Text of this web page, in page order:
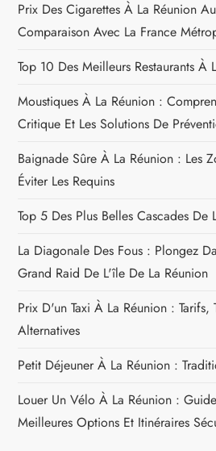
n
d
e
l
’
a
r
t
i
c
l
e
Prix Des Cigarettes À La Réunion
Comparaison Avec La France
Top 10 Des Meilleurs Restaurants À
Moustiques À La Réunion :
Critique Et Les Solutions De
Baignade Sûre À La Réunion : Les
Éviter Les Requins
Top 5 Des Plus Belles Cascades De
La Diagonale Des Fous : Plongez
Grand Raid De L'île De La Réunion
Prix D'un Taxi À La Réunion : Tarifs,
Alternatives
Petit Déjeuner À La Réunion :
Louer Un Vélo À La Réunion :
Meilleures Options Et Itinéraires